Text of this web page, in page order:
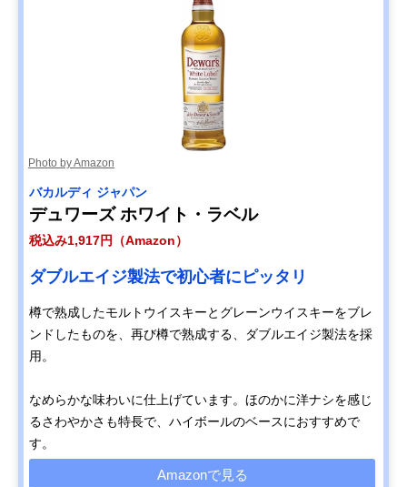
Photo by Amazon
バカルディ ジャパン
デュワーズ ホワイト・ラベル
税込み1,917円（Amazon）
ダブルエイジ製法で初心者にピッタリ
樽で熟成したモルトウイスキーとグレーンウイスキーをブレ
ンドしたものを、再び樽で熟成する、ダブルエイジ製法を採
用。
なめらかな味わいに仕上げています。ほのかに洋ナシを感じ
るさわやかさも特長で、ハイボールのベースにおすすめで
す。
Amazonで見る